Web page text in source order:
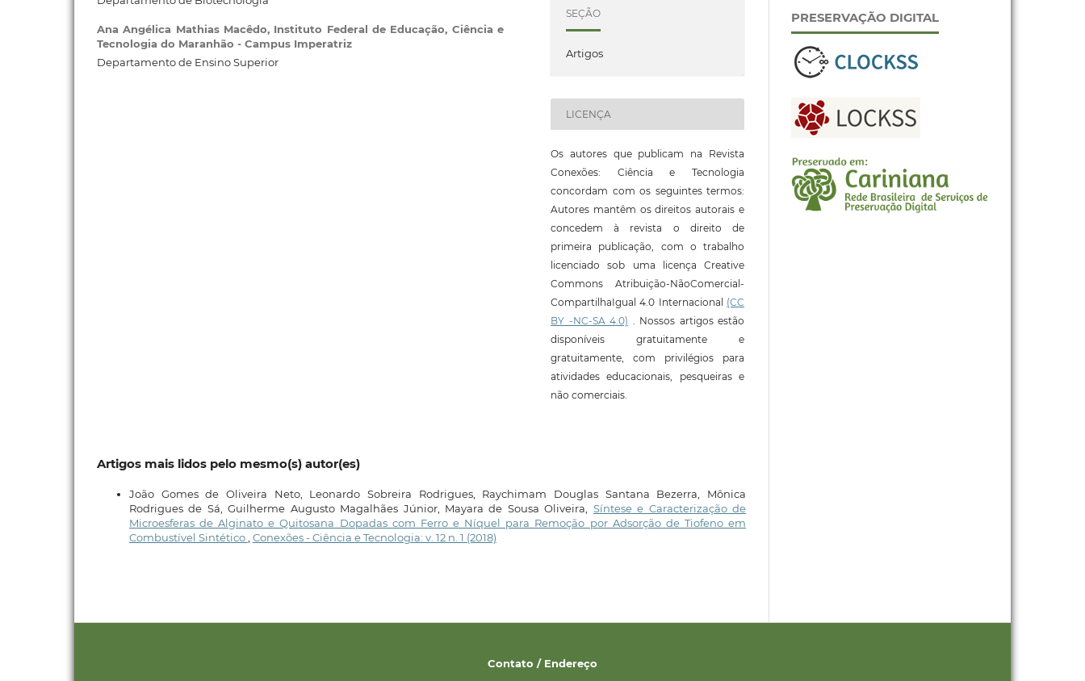
Ana Angélica Mathias Macêdo, Instituto Federal de Educação, Ciência e
Tecnologia do Maranhão - Campus Imperatriz
Departamento de Ensino Superior
SEÇÃO
Artigos
LICENÇA
Os autores que publicam na Revista
Conexões: Ciência e Tecnologia
concordam com os seguintes termos:
Autores mantêm os direitos autorais e
concedem à revista o direito de
primeira publicação, com o trabalho
licenciado sob uma licença Creative
Commons Atribuição-NãoComercial-
CompartilhaIgual 4.0 Internacional (CC
BY -NC-SA 4.0) . Nossos artigos estão
disponíveis gratuitamente e
gratuitamente, com privilégios para
atividades educacionais, pesqueiras e
não comerciais.
Artigos mais lidos pelo mesmo(s) autor(es)
João Gomes de Oliveira Neto, Leonardo Sobreira Rodrigues, Raychimam Douglas Santana Bezerra, Mônica
Rodrigues de Sá, Guilherme Augusto Magalhães Júnior, Mayara de Sousa Oliveira, Síntese e Caracterização de
Microesferas de Alginato e Quitosana Dopadas com Ferro e Níquel para Remoção por Adsorção de Tiofeno em
Combustível Sintético Conexões - Ciência e Tecnologia: v. 12 n. 1 (2018)
PRESERVAÇÃO DIGITAL
Contato / Endereço